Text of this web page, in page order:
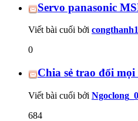
Servo panasonic
Viết bài cuối bởi
0
Chia sẻ trao đổi
Viết bài cuối bởi
684